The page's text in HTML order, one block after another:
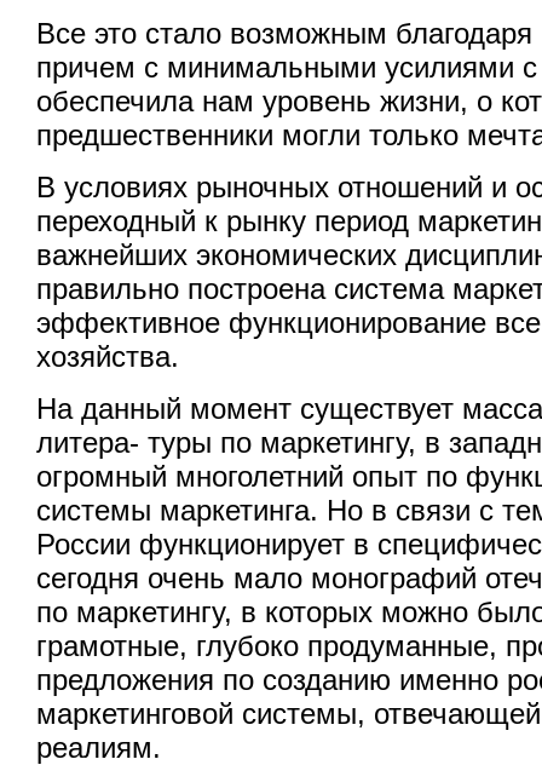
Все это стало возможным благодаря
причем с минимальными усилиями
обеспечила нам уровень жизни, о
предшественники могли только
В условиях рыночных отношений и
переходный к рынку период
важнейших экономических
правильно построена система
эффективное функционирование
хозяйства.
На данный момент существует
литера- туры по маркетингу, в
огромный многолетний опыт по
системы маркетинга. Но в связи с
России функционирует в
сегодня очень мало монографий
по маркетингу, в которых можно
грамотные, глубоко продуманные,
предложения по созданию именно
маркетинговой системы,
реалиям.